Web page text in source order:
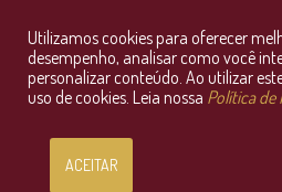
Consultoria
Utilizamos cookies para oferecer
desempenho, analisar como você
personalizar conteúdo. Ao utilizar
uso de cookies. Leia nossa Política de
ACEITAR